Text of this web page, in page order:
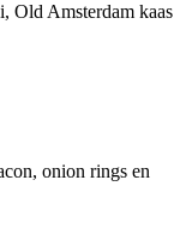
Old Amsterdam kaas
onion rings en